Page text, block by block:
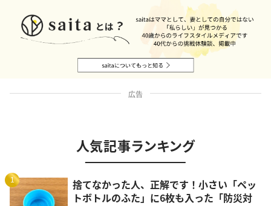
広告
人気記事ランキング
1
捨てなかった人、正解です！小さい「ペッ
トボトルのふた」に6枚も入った「防災対